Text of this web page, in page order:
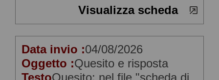
Visualizza scheda
Data invio :04/08/2026
Oggetto :Quesito e risposta
TestoQuesito: nel file "scheda di